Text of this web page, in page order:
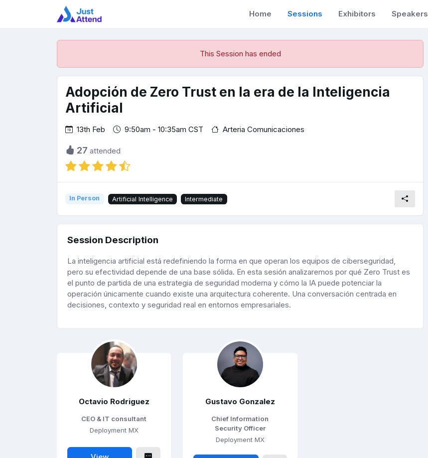
Home Sessions Exhibitors Speakers
This Session has ended
Adopción de Zero Trust en la era de la Inteligencia
Artificial
13th Feb 9:50am - 10:35am CST Arteria Comunicaciones
27 attended
In Person Artificial Intelligence Intermediate
Session Description
La inteligencia artificial está redefiniendo la forma en que operan los equipos de ciberseguridad,
pero su efectividad depende de una base sólida. En esta sesión analizaremos por qué Zero Trust es
el punto de partida de una estrategia de seguridad moderna y cómo la IA puede potenciar la
operación únicamente cuando existe una arquitectura coherente. Una conversación centrada en
decisiones, contexto y seguridad real en entornos empresariales.
Octavio Rodriguez
CEO & IT consultant
Deployment MX
Gustavo Gonzalez
Chief Information
Security Officer
Deployment MX